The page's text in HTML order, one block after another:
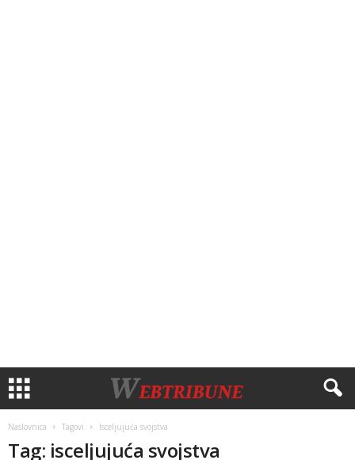
Naslovnica Tagovi Isceljujuća svojstva
Tag: isceljujuća svojstva